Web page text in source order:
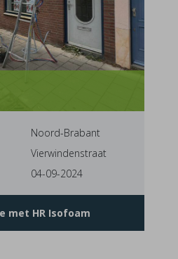
Noord-Brabant
Vierwindenstraat
04-09-2024
met HR Isofoam